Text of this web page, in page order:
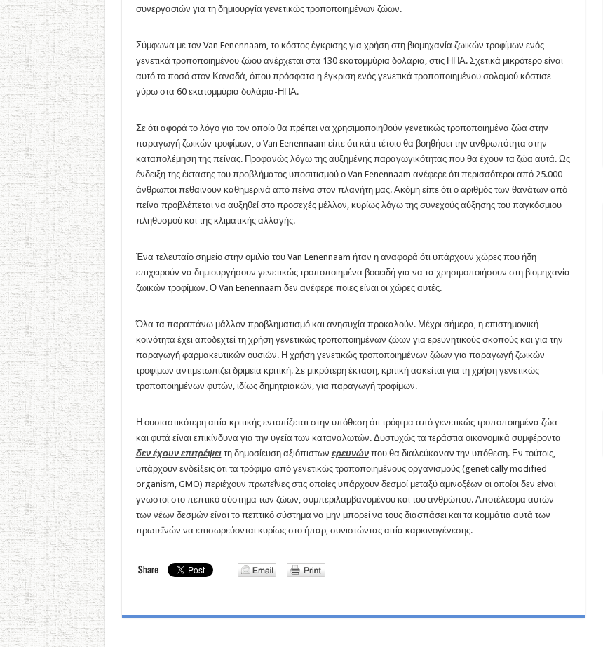
συνεργασιών για τη δημιουργία γενετικώς τροποποιημένων ζώων.
Σύμφωνα με τον Van Eenennaam, το κόστος έγκρισης για χρήση στη βιομηχανία ζωικών τροφίμων ενός
γενετικά τροποποιημένου ζώου ανέρχεται στα 130 εκατομμύρια δολάρια, στις ΗΠΑ. Σχετικά μικρότερο είναι
αυτό το ποσό στον Καναδά, όπου πρόσφατα η έγκριση ενός γενετικά τροποποιημένου σολομού κόστισε
γύρω στα 60 εκατομμύρια δολάρια-ΗΠΑ.
Σε ότι αφορά το λόγο για τον οποίο θα πρέπει να χρησιμοποιηθούν γενετικώς τροποποιημένα ζώα στην
παραγωγή ζωικών τροφίμων, ο Van Eenennaam είπε ότι κάτι τέτοιο θα βοηθήσει την ανθρωπότητα στην
καταπολέμηση της πείνας. Προφανώς λόγω της αυξημένης παραγωγικότητας που θα έχουν τα ζώα αυτά. Ως
ένδειξη της έκτασης του προβλήματος υποσιτισμού ο Van Eenennaam ανέφερε ότι περισσότεροι από 25.000
άνθρωποι πεθαίνουν καθημερινά από πείνα στον πλανήτη μας. Ακόμη είπε ότι ο αριθμός των θανάτων από
πείνα προβλέπεται να αυξηθεί στο προσεχές μέλλον, κυρίως λόγω της συνεχούς αύξησης του παγκόσμιου
πληθυσμού και της κλιματικής αλλαγής.
Ένα τελευταίο σημείο στην ομιλία του Van Eenennaam ήταν η αναφορά ότι υπάρχουν χώρες που ήδη
επιχειρούν να δημιουργήσουν γενετικώς τροποποιημένα βοοειδή για να τα χρησιμοποιήσουν στη βιομηχανία
ζωικών τροφίμων. Ο Van Eenennaam δεν ανέφερε ποιες είναι οι χώρες αυτές.
Όλα τα παραπάνω μάλλον προβληματισμό και ανησυχία προκαλούν. Μέχρι σήμερα, η επιστημονική
κοινότητα έχει αποδεχτεί τη χρήση γενετικώς τροποποιημένων ζώων για ερευνητικούς σκοπούς και για την
παραγωγή φαρμακευτικών ουσιών. Η χρήση γενετικώς τροποποιημένων ζώων για παραγωγή ζωικών
τροφίμων αντιμετωπίζει δριμεία κριτική. Σε μικρότερη έκταση, κριτική ασκείται για τη χρήση γενετικώς
τροποποιημένων φυτών, ιδίως δημητριακών, για παραγωγή τροφίμων.
Η ουσιαστικότερη αιτία κριτικής εντοπίζεται στην υπόθεση ότι τρόφιμα από γενετικώς τροποποιημένα ζώα
και φυτά είναι επικίνδυνα για την υγεία των καταναλωτών. Δυστυχώς τα τεράστια οικονομικά συμφέροντα
δεν έχουν επιτρέψειτη δημοσίευση αξιόπιστων ερευνώνπου θα διαλεύκαναν την υπόθεση. Εν τούτοις,
υπάρχουν ενδείξεις ότι τα τρόφιμα από γενετικώς τροποποιημένους οργανισμούς (genetically modified
organism, GMO) περιέχουν πρωτεΐνες στις οποίες υπάρχουν δεσμοί μεταξύ αμινοξέων οι οποίοι δεν είναι
γνωστοί στο πεπτικό σύστημα των ζώων, συμπεριλαμβανομένου και του ανθρώπου. Αποτέλεσμα αυτών
των νέων δεσμών είναι το πεπτικό σύστημα να μην μπορεί να τους διασπάσει και τα κομμάτια αυτά των
πρωτεϊνών να επισωρεύονται κυρίως στο ήπαρ, συνιστώντας αιτία καρκινογένεσης.